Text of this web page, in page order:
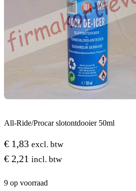
All-Ride/Procar slotontdooier 50ml
€ 1,83 excl. btw
€ 2,21 incl. btw
9 op voorraad